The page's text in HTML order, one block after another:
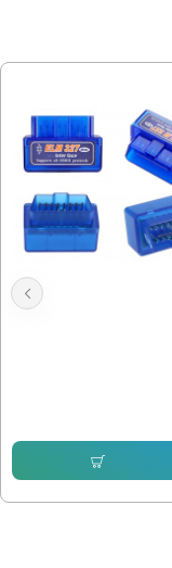
OBD2 Диагностика Elm327